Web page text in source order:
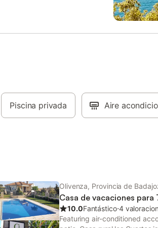
y descubiertas, ducha exterior y
Se recomienda llegar en
que el acceso es por caminos
No se permiten eventos ni
Piscina privada Aire
Olivenza, Provincia de
Casa de vacaciones para
10.0Fantástico⋅4
Featuring air-conditioned